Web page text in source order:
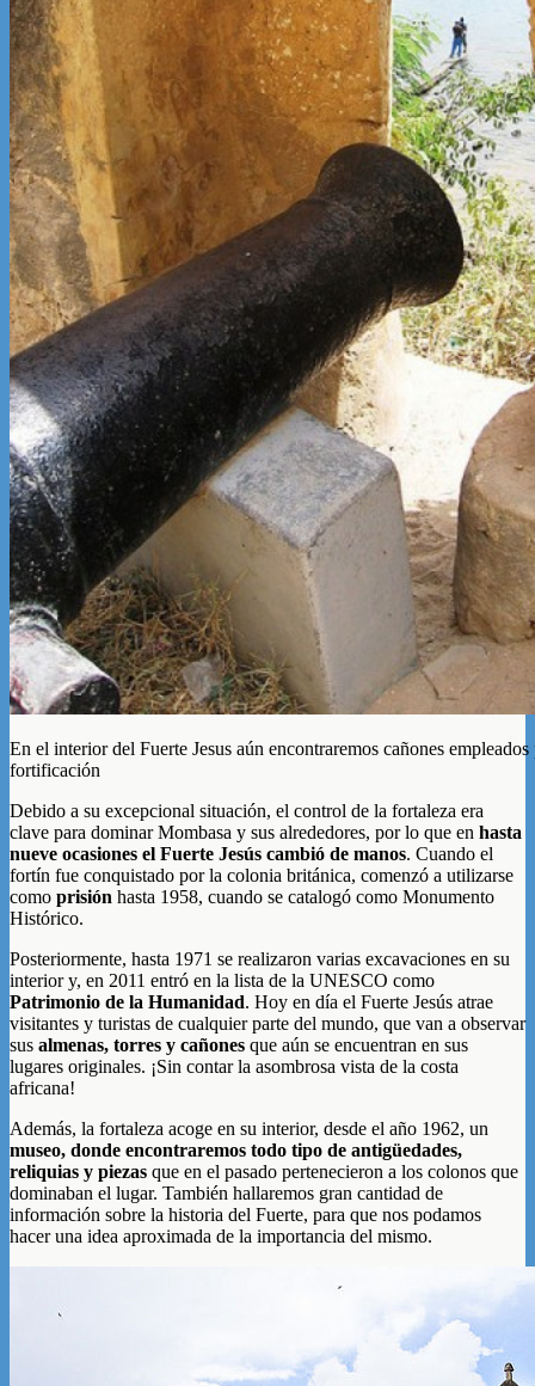
En el interior del Fuerte Jesus aún encontraremos cañones
fortificación
Debido a su excepcional situación, el control de la fortaleza era
clave para dominar Mombasa y sus alrededores, por lo que en hasta
nueve ocasiones el Fuerte Jesús cambió de manos. Cuando el
fortín fue conquistado por la colonia británica, comenzó a utilizarse
como prisión hasta 1958, cuando se catalogó como Monumento
Histórico.
Posteriormente, hasta 1971 se realizaron varias excavaciones en su
interior y, en 2011 entró en la lista de la UNESCO como
Patrimonio de la Humanidad. Hoy en día el Fuerte Jesús atrae
visitantes y turistas de cualquier parte del mundo, que van a observar
sus almenas, torres y cañones que aún se encuentran en sus
lugares originales. ¡Sin contar la asombrosa vista de la costa
africana!
Además, la fortaleza acoge en su interior, desde el año 1962, un
museo, donde encontraremos todo tipo de antigüedades,
reliquias y piezas que en el pasado pertenecieron a los colonos que
dominaban el lugar. También hallaremos gran cantidad de
información sobre la historia del Fuerte, para que nos podamos
hacer una idea aproximada de la importancia del mismo.